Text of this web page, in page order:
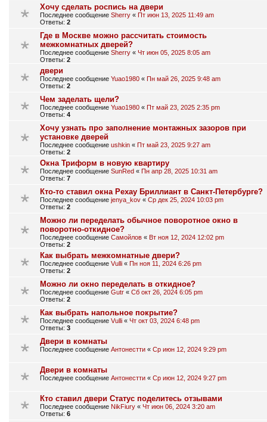
Хочу сделать роспись на двери
Последнее сообщение Sherry « Пт июн 13, 2025 11:49 am
Ответы: 2
Где в Москве можно рассчитать стоимость
межкомнатных дверей?
Последнее сообщение Sherry « Чт июн 05, 2025 8:05 am
Ответы: 2
двери
Последнее сообщение Yuao1980 « Пн май 26, 2025 9:48 am
Ответы: 2
Чем заделать щели?
Последнее сообщение Yuao1980 « Пт май 23, 2025 2:35 pm
Ответы: 4
Хочу узнать про заполнение монтажных зазоров при
установке дверей
Последнее сообщение ushkin « Пт май 23, 2025 9:27 am
Ответы: 2
Окна Триформ в новую квартиру
Последнее сообщение SunRed « Пн апр 28, 2025 10:31 am
Ответы: 7
Кто-то ставил окна Рехау Бриллиант в Санкт-Петербурге?
Последнее сообщение jenya_kov « Ср дек 25, 2024 10:03 pm
Ответы: 2
Можно ли переделать обычное поворотное окно в
поворотно-откидное?
Последнее сообщение Самойлов « Вт ноя 12, 2024 12:02 pm
Ответы: 2
Как выбрать межкомнатные двери?
Последнее сообщение Vulli « Пн ноя 11, 2024 6:26 pm
Ответы: 2
Можно ли окно переделать в откидное?
Последнее сообщение Gutr « Сб окт 26, 2024 6:05 pm
Ответы: 2
Как выбрать напольное покрытие?
Последнее сообщение Vulli « Чт окт 03, 2024 6:48 pm
Ответы: 3
Двери в комнаты
Последнее сообщение Антонестти « Ср июн 12, 2024 9:29 pm
Двери в комнаты
Последнее сообщение Антонестти « Ср июн 12, 2024 9:27 pm
Кто ставил двери Статус поделитесь отзывами
Последнее сообщение NikFiury « Чт июн 06, 2024 3:20 am
Ответы: 6